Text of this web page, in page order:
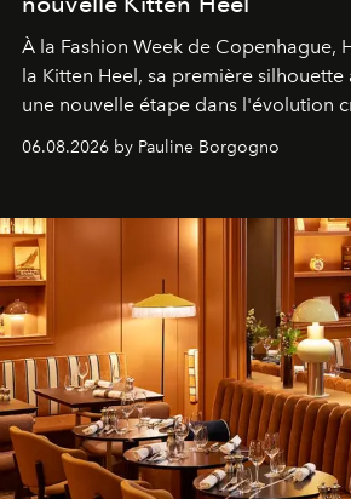
À la Fashion Week de Copenhague,
la Kitten Heel, sa première
une nouvelle étape dans l'évolution
06.08.2026 by Pauline Borgogno